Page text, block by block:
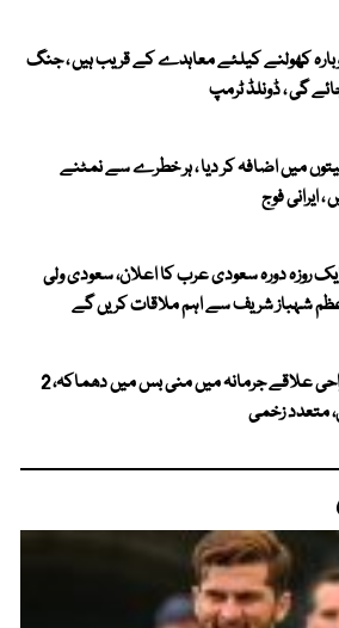
کھولنے کیلئے معاہدے کے قریب ہیں ، جنگ
گی ، ڈونلڈ ٹرمپ
میں اضافہ کر دیا ، ہر خطرے سے نمٹنے
، ایرانی فوج
روزہ دورہ سعودی عرب کا اعلان، سعودی ولی
شہباز شریف سے اہم ملاقات کریں گے
دمشق کے نواحی علاقے جرمانہ میں منی بس میں دھماکہ، 2
متعدد زخمی